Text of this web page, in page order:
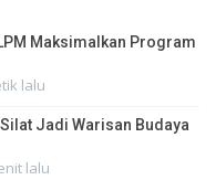
Maksimalkan Program
lalu
Jadi Warisan Budaya
lalu